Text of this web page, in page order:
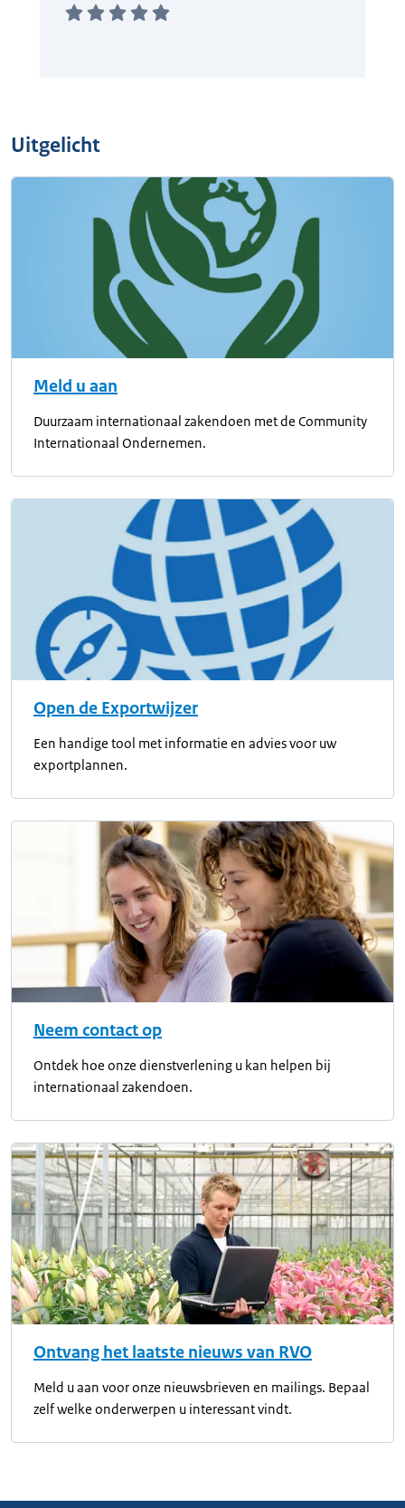
Uitgelicht
Meld u aan
Duurzaam internationaal zakendoen met de Community
Internationaal Ondernemen.
Open de Exportwijzer
Een handige tool met informatie en advies voor uw
exportplannen.
Neem contact op
Ontdek hoe onze dienstverlening u kan helpen bij
internationaal zakendoen.
Ontvang het laatste nieuws van RVO
Meld u aan voor onze nieuwsbrieven en mailings. Bepaal
zelf welke onderwerpen u interessant vindt.